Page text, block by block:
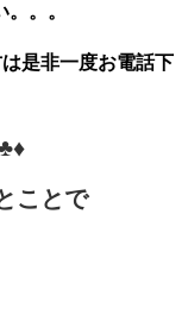
。。。
是非一度お電話下
ことで